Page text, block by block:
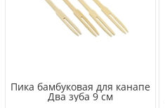
Пика бамбуковая для канапе
Два зуба 9 см